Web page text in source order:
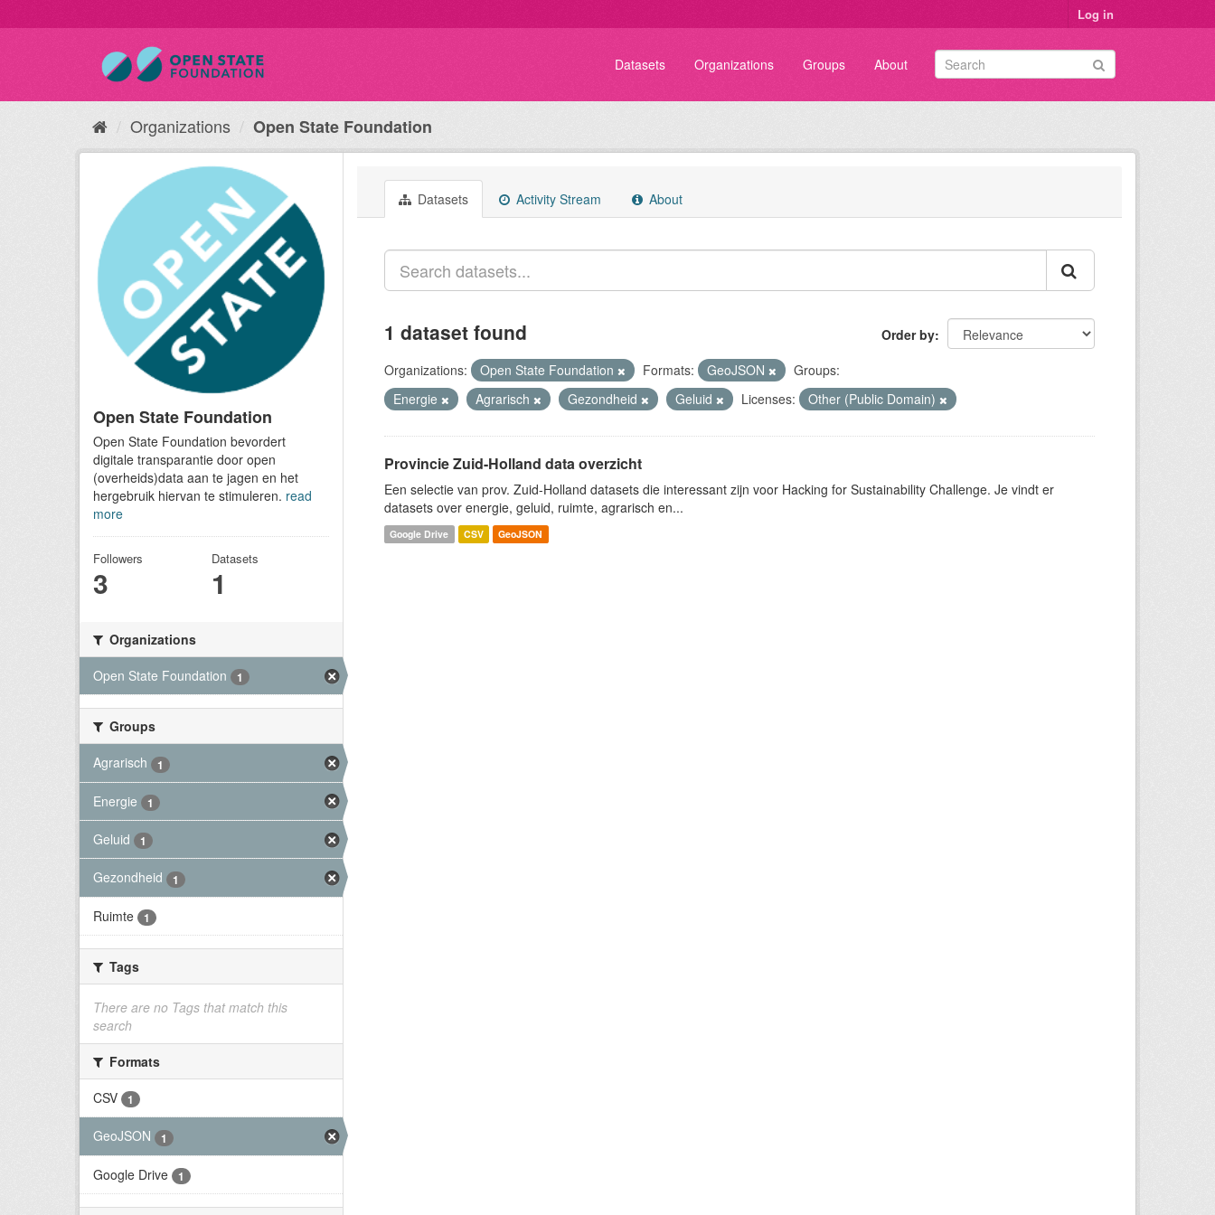
Log in
Datasets Organizations Groups About
Organizations Open State Foundation
Open State Foundation
Open State Foundation bevordert
digitale transparantie door open
(overheids)data aan te jagen en het
hergebruik hiervan te stimuleren. read
more
Followers
3
Datasets
1
Organizations
Open State Foundation
1
Groups
Agrarisch
1
Energie 1
Geluid 1
Gezondheid 1
Ruimte 1
Tags
There are no Tags that match this
search
Formats
CSV
1
GeoJSON 1
Google Drive 1
Datasets Activity Stream About
Order by
1 dataset found
Organizations: Open State Foundation Formats: GeoJSON
Groups:
Energie
Agrarisch Gezondheid Geluid Licenses: Other (Public Domain)
Provincie Zuid-Holland data overzicht
Een selectie van prov. Zuid-Holland datasets die interessant zijn voor Hacking for Sustainability Challenge. Je vindt er
datasets over energie, geluid, ruimte, agrarisch en...
Google Drive CSV GeoJSON